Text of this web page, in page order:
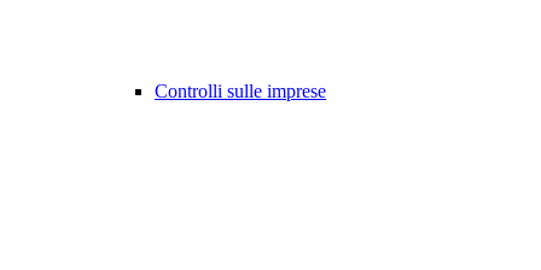
Controlli sulle imprese